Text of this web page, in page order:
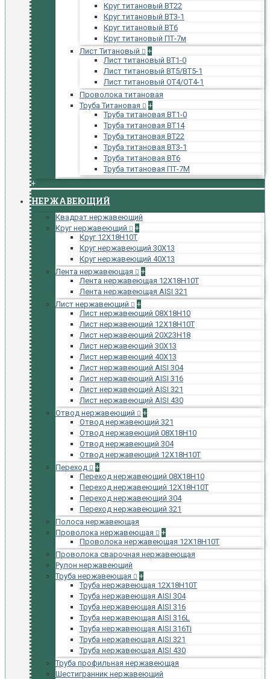
Круг титановый ВТ22
Круг титановый ВТ3-1
Круг титановый ВТ6
Круг титановый ПТ-7м
Лист Титановый
+
Лист титановый ВТ1-0
Лист титановый ВТ5/ВТ5-1
Лист титановый ОТ4/ОТ4-1
Проволока титановая
Труба Титановая
+
Труба титановая ВТ1-0
Труба титановая ВТ14
Труба титановая ВТ22
Труба титановая ВТ3-1
Труба титановая ВТ6
Труба титановая ПТ-7М
+
НЕРЖАВЕЮЩИЙ
Квадрат нержавеющий
Круг нержавеющий
+
Круг 12Х18Н10Т
Круг нержавеющий 30Х13
Круг нержавеющий 40Х13
Лента нержавеющая
+
Лента нержавеющая 12Х18Н10Т
Лента нержавеющая AISI 321
Лист нержавеющий
+
Лист нержавеющий 08Х18Н10
Лист нержавеющий 12Х18Н10Т
Лист нержавеющий 20Х23Н18
Лист нержавеющий 30Х13
Лист нержавеющий 40Х13
Лист нержавеющий AISI 304
Лист нержавеющий AISI 316
Лист нержавеющий AISI 321
Лист нержавеющий AISI 430
Отвод нержавеющий
+
Отвод нержавеющий 321
Отвод нержавеющий 08Х18Н10
Отвод нержавеющий 304
Отвод нержавеющий 12Х18Н10Т
Переход
+
Переход нержавеющий 08Х18Н10
Переход нержавеющий 12Х18Н10Т
Переход нержавеющий 304
Переход нержавеющий 321
Полоса нержавеющая
Проволока нержавеющая
+
Проволока нержавеющая 12Х18Н10Т
Проволока сварочная нержавеющая
Рулон нержавеющий
Труба нержавеющая
+
Труба нержавеющая 12Х18Н10Т
Труба нержавеющая AISI 304
Труба нержавеющая AISI 316
Труба нержавеющая AISI 316L
Труба нержавеющая AISI 316Ti
Труба нержавеющая AISI 321
Труба нержавеющая AISI 430
Труба профильная нержавеющая
Шестигранник нержавеющий